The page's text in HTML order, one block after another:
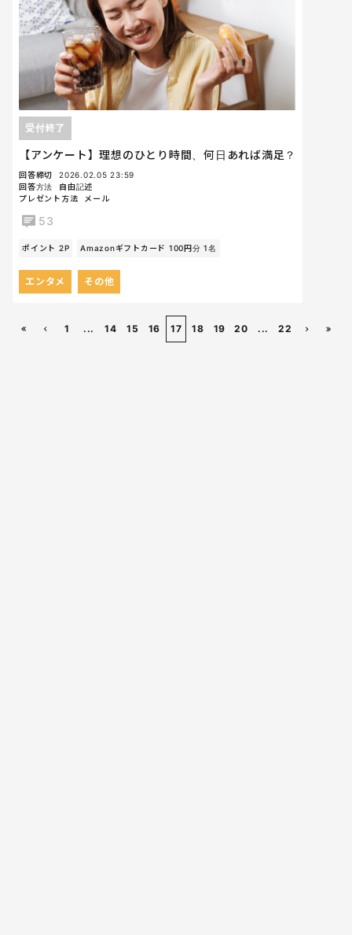
【アンケート】理想のひとり時間、何日あれば満足？
受付終了
回答締切
2026.02.05 23:59
回答方法
自由記述
プレゼント方法
メール
53
ポイント 2P Amazonギフトカード 100円分 1名
エンタメ その他
1 ... 14 15 16 17 18 19 20 ... 22